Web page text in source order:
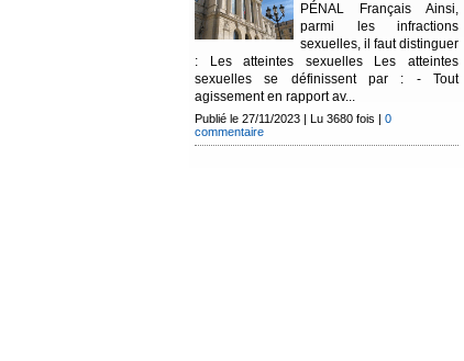
PÉNAL Français Ainsi,
parmi les infractions
sexuelles, il faut distinguer
: Les atteintes sexuelles Les atteintes
sexuelles se définissent par : - Tout
agissement en rapport av...
Publié le 27/11/2023 | Lu 3680 fois | 0
commentaire